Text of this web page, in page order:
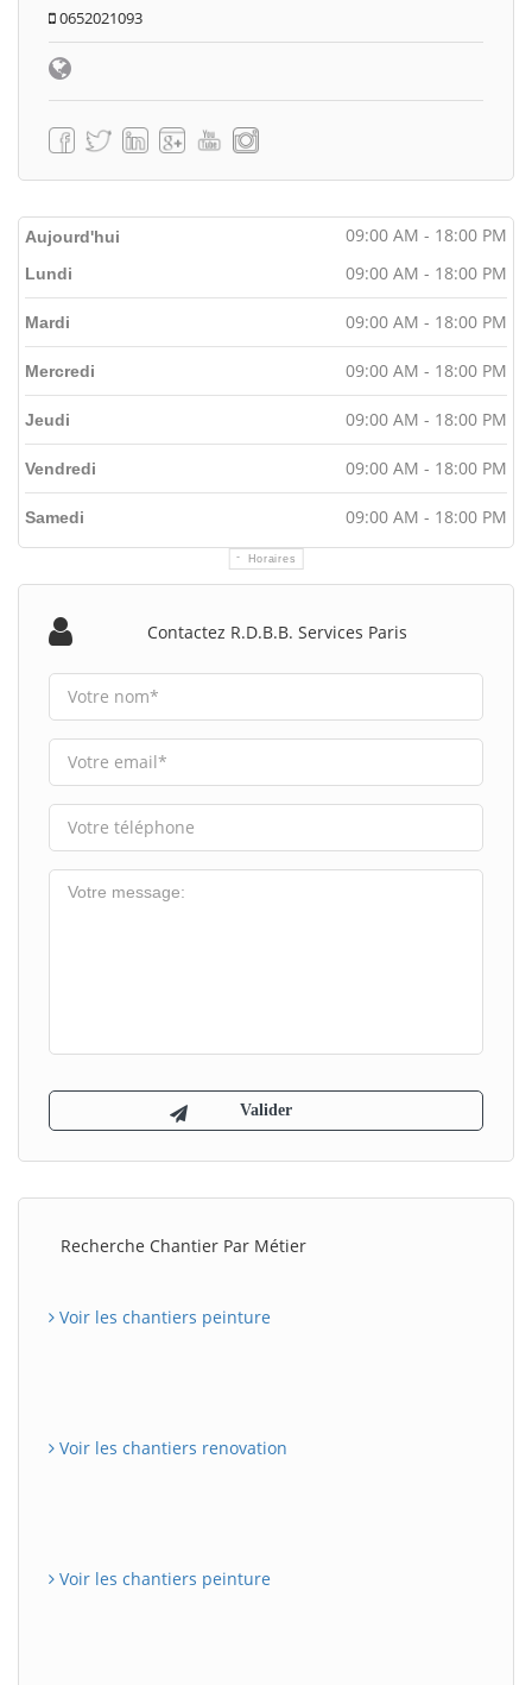
0652021093
Aujourd'hui 09:00 AM - 18:00 PM
Horaires
Lundi 09:00 AM - 18:00 PM
Mardi 09:00 AM - 18:00 PM
Mercredi 09:00 AM - 18:00 PM
Jeudi 09:00 AM - 18:00 PM
Vendredi 09:00 AM - 18:00 PM
Samedi 09:00 AM - 18:00 PM
Contactez R.d.b.b. Services Paris
Recherche Chantier Par Métier
Voir les chantiers peinture
Voir les chantiers renovation
Voir les chantiers peinture